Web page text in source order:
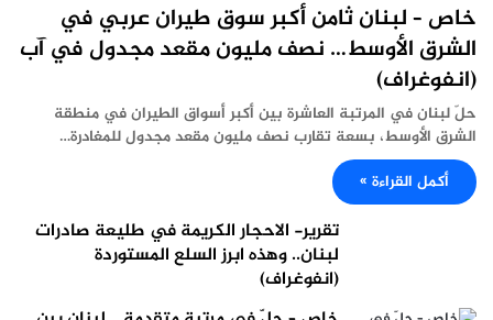
خاص – لبنان ثامن أكبر سوق طيران عربي في
الشرق الأوسط… نصف مليون مقعد مجدول في آب
(انفوغراف)
حلّ لبنان في المرتبة العاشرة بين أكبر أسواق الطيران في منطقة
الشرق الأوسط، بسعة تقارب نصف مليون مقعد مجدول للمغادرة…
أكمل القراءة »
تقرير- الاحجار الكريمة في طليعة صادرات
لبنان.. وهذه ابرز السلع المستوردة
(انفوغراف)